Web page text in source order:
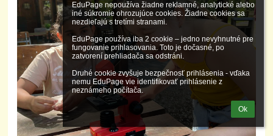
EduPage nepoužíva žiadne reklamné, analytické alebo
iné súkromie ohrozujúce cookies. Žiadne cookies sa
nezdieľajú s tretími stranami.
EduPage používa iba 2 cookie – jedno nevyhnutné pre
fungovanie prihlasovania. Toto je dočasné, po
zatvorení prehliadača sa odstráni.
Druhé cookie zvyšuje bezpečnosť prihlásenia - vďaka
nemu EduPage vie identifikovať prihlásenie z
neznámeho počítača.
Ok